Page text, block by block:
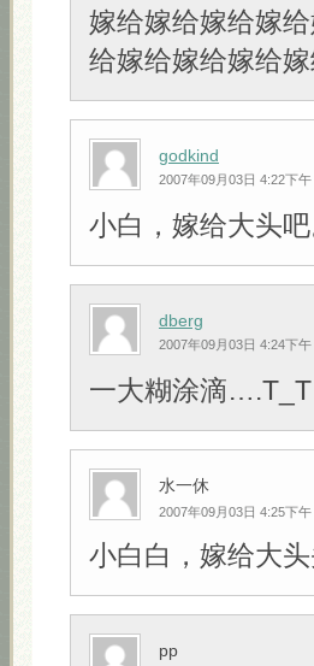
嫁给嫁给嫁给嫁
给嫁给嫁给嫁给
godkind
2007年09月03日 4:22下午
小白，嫁给大头吧
dberg
2007年09月03日 4:24下午
一大糊涂滴….T_T
水一休
2007年09月03日 4:25下午
小白白，嫁给大头
pp